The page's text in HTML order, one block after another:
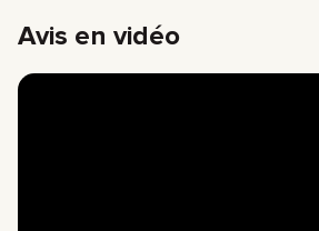
Avis en vidéo